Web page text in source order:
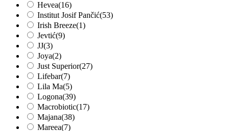
Hevea(16)
Institut Josif Pančić(53)
Irish Breeze(1)
Jevtić(9)
JJ(3)
Joya(2)
Just Superior(27)
Lifebar(7)
Lila Ma(5)
Logona(39)
Macrobiotic(17)
Majana(38)
Mareea(7)